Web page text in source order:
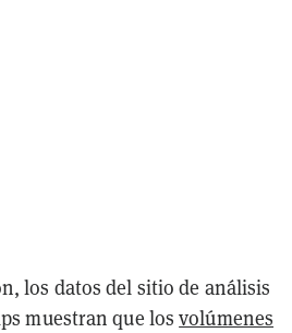
los datos del sitio de análisis
muestran que losvolúmenes